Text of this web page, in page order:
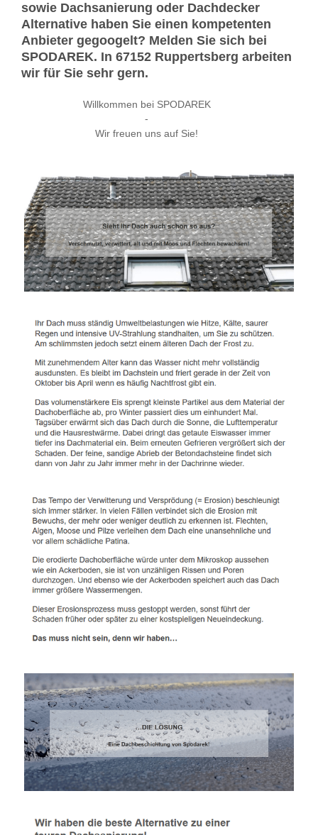
sowie Dachsanierung oder Dachdecker
Alternative haben Sie einen kompetenten
Anbieter gegoogelt? Melden Sie sich bei
SPODAREK. In 67152 Ruppertsberg arbeiten
wir für Sie sehr gern.
Willkommen bei SPODAREK
-
Wir freuen uns auf Sie!